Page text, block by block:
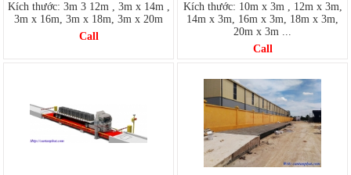
Kích thước: 3m 3 12m , 3m x 14m ,
3m x 16m, 3m x 18m, 3m x 20m
Call
Kích thước: 10m x 3m , 12m x 3m,
14m x 3m, 16m x 3m, 18m x 3m,
20m x 3m ...
Call